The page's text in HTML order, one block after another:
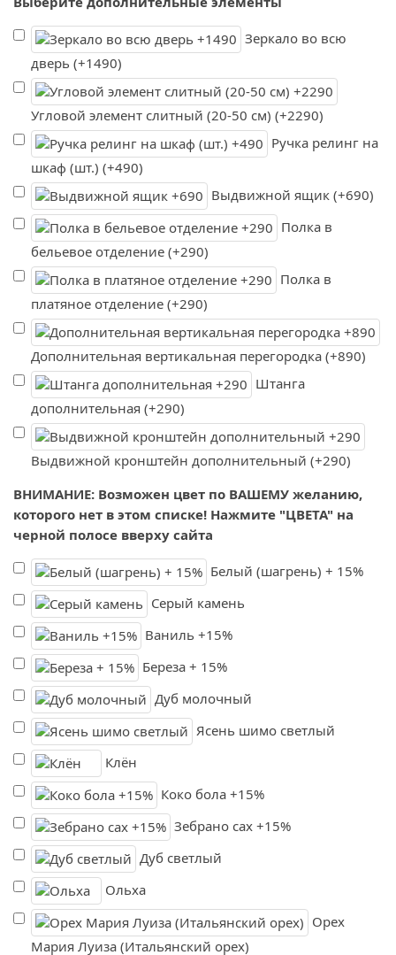
Зеркало во всю
дверь (+1490)
Угловой элемент слитный (20-50 см) (+2290)
Ручка релинг на
шкаф (шт.) (+490)
Выдвижной ящик (+690)
Полка в
бельевое отделение (+290)
Полка в
платяное отделение (+290)
Дополнительная вертикальная перегородка (+890)
Штанга
дополнительная (+290)
Выдвижной кронштейн дополнительный (+290)
ВНИМАНИЕ: Возможен цвет по ВАШЕМУ желанию,
которого нет в этом списке! Нажмите "ЦВЕТА" на
черной полосе вверху сайта
Белый (шагрень) + 15%
Серый камень
Ваниль +15%
Береза + 15%
Дуб молочный
Ясень шимо светлый
Клён
Коко бола +15%
Зебрано сах +15%
Дуб светлый
Ольха
Орех
Мария Луиза (Итальянский орех)